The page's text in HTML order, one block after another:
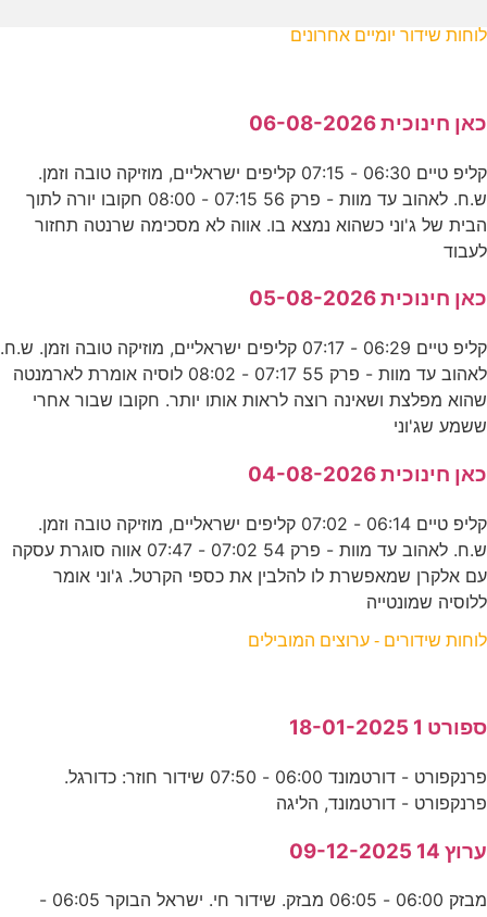
לוחות שידור יומיים אחרונים
כאן חינוכית 06-08-2026
קליפ טיים 06:30 - 07:15 קליפים ישראליים, מוזיקה טובה וזמן.
ש.ח. לאהוב עד מוות - פרק 56 07:15 - 08:00 חקובו יורה לתוך
הבית של ג'וני כשהוא נמצא בו. אווה לא מסכימה שרנטה תחזור
לעבוד
כאן חינוכית 05-08-2026
קליפ טיים 06:29 - 07:17 קליפים ישראליים, מוזיקה טובה וזמן. ש.ח.
לאהוב עד מוות - פרק 55 07:17 - 08:02 לוסיה אומרת לארמנטה
שהוא מפלצת ושאינה רוצה לראות אותו יותר. חקובו שבור אחרי
ששמע שג'וני
כאן חינוכית 04-08-2026
קליפ טיים 06:14 - 07:02 קליפים ישראליים, מוזיקה טובה וזמן.
ש.ח. לאהוב עד מוות - פרק 54 07:02 - 07:47 אווה סוגרת עסקה
עם אלקרן שמאפשרת לו להלבין את כספי הקרטל. ג'וני אומר
ללוסיה שמונטייה
לוחות שידורים - ערוצים המובילים
ספורט 1 18-01-2025
פרנקפורט - דורטמונד 06:00 - 07:50 שידור חוזר: כדורגל.
פרנקפורט - דורטמונד, הליגה
ערוץ 14 09-12-2025
מבזק 06:00 - 06:05 מבזק. שידור חי. ישראל הבוקר 06:05 -